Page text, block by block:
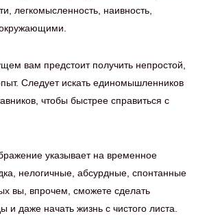
легкомысленность, наивность,
вам предстоит получить непростой,
Следует искать единомышленников
чтобы быстрее справиться с
указывает на временное
нелогичные, абсурдные, спонтанные
вы, впрочем, сможете сделать
и даже начать жизнь с чистого листа.